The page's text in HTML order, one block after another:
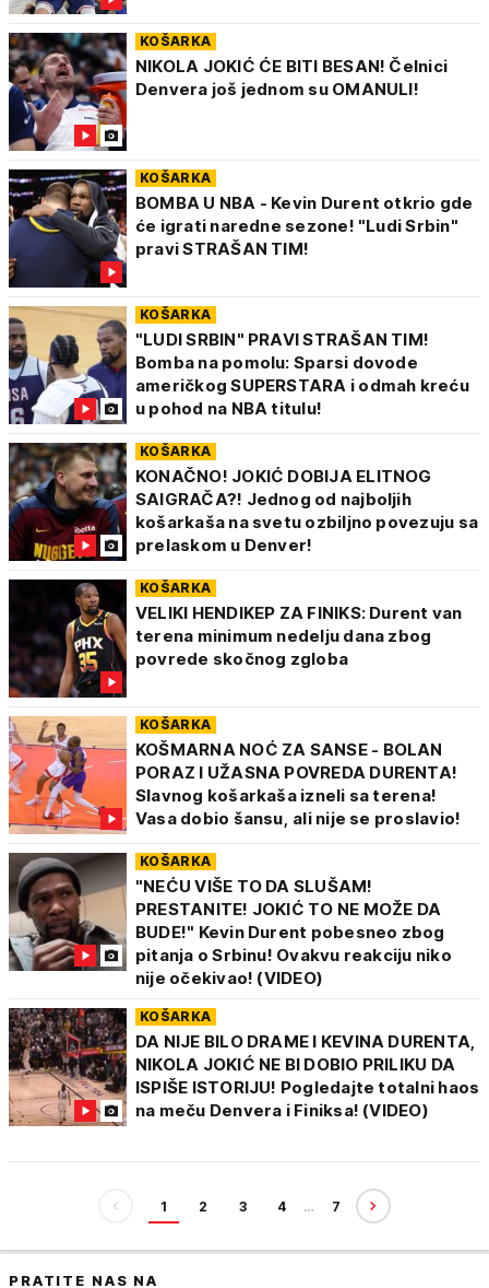
KOŠARKA
NIKOLA JOKIĆ ĆE BITI BESAN! Čelnici
Denvera još jednom su OMANULI!
KOŠARKA
BOMBA U NBA - Kevin Durent otkrio gde
će igrati naredne sezone! "Ludi Srbin"
pravi STRAŠAN TIM!
KOŠARKA
"LUDI SRBIN" PRAVI STRAŠAN TIM!
Bomba na pomolu: Sparsi dovode
američkog SUPERSTARA i odmah kreću
u pohod na NBA titulu!
KOŠARKA
KONAČNO! JOKIĆ DOBIJA ELITNOG
SAIGRAČA?! Jednog od najboljih
košarkaša na svetu ozbiljno povezuju sa
prelaskom u Denver!
KOŠARKA
VELIKI HENDIKEP ZA FINIKS: Durent van
terena minimum nedelju dana zbog
povrede skočnog zgloba
KOŠARKA
KOŠMARNA NOĆ ZA SANSE - BOLAN
PORAZ I UŽASNA POVREDA DURENTA!
Slavnog košarkaša izneli sa terena!
Vasa dobio šansu, ali nije se proslavio!
KOŠARKA
"NEĆU VIŠE TO DA SLUŠAM!
PRESTANITE! JOKIĆ TO NE MOŽE DA
BUDE!" Kevin Durent pobesneo zbog
pitanja o Srbinu! Ovakvu reakciju niko
nije očekivao! (VIDEO)
KOŠARKA
DA NIJE BILO DRAME I KEVINA DURENTA,
NIKOLA JOKIĆ NE BI DOBIO PRILIKU DA
ISPIŠE ISTORIJU! Pogledajte totalni haos
na meču Denvera i Finiksa! (VIDEO)
1 2 3 4 … 7
PRATITE NAS NA